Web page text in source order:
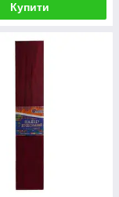
Купити